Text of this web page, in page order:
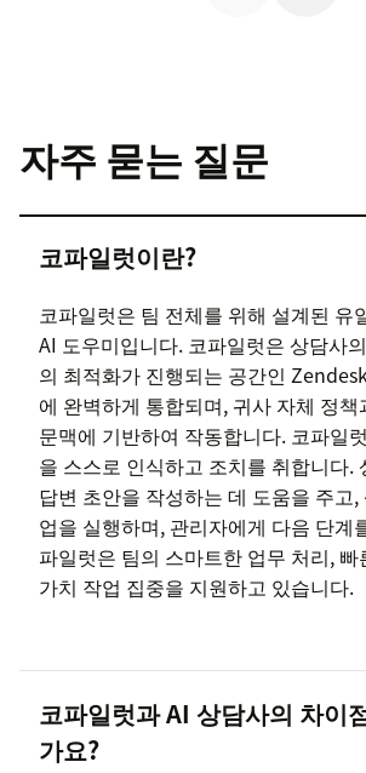
자주 묻는 질문
코파일럿이란?
코파일럿은 팀 전체를 위해 설계된 유
AI 도우미입니다. 코파일럿은 상담사
의 최적화가 진행되는 공간인
에 완벽하게 통합되며, 귀사 자체 정책
문맥에 기반하여 작동합니다. 코파일
을 스스로 인식하고 조치를 취합니다.
답변 초안을 작성하는 데 도움을 주고
업을 실행하며, 관리자에게 다음 단계
파일럿은 팀의 스마트한 업무 처리, 빠
가치 작업 집중을 지원하고 있습니다.
코파일럿과 AI 상담사의 차이
가요?